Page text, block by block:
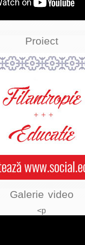
Proiect
Galerie video
<p